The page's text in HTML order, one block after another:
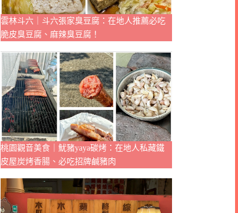
雲林斗六｜斗六張家臭豆腐：在地人推薦必吃
脆皮臭豆腐、麻辣臭豆腐！
桃園觀音美食｜魷豬yaya碳烤：在地人私藏鐵
皮屋炭烤香腸、必吃招牌鹹豬肉